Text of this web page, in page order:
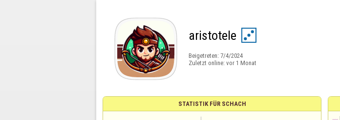
aristotele
Beigetreten: 7/4/2024
Zuletzt online: vor 1 Monat
STATISTIK FÜR SCHACH